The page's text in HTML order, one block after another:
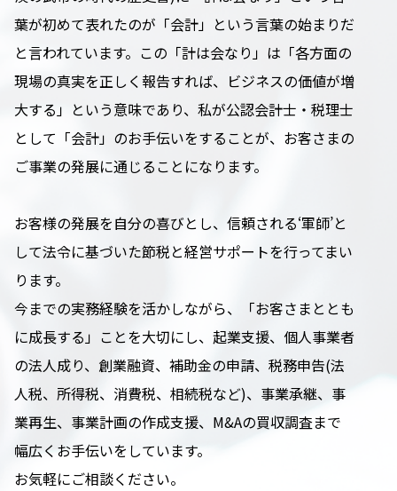
葉が初めて表れたのが「会計」という言葉の始まりだ
と言われています。この「計は会なり」は「各方面の
現場の真実を正しく報告すれば、ビジネスの価値が増
大する」という意味であり、私が公認会計士・税理士
として「会計」のお手伝いをすることが、お客さまの
ご事業の発展に通じることになります。
お客様の発展を自分の喜びとし、信頼される‘軍師’と
して法令に基づいた節税と経営サポートを行ってまい
ります。
今までの実務経験を活かしながら、「お客さまととも
に成長する」ことを大切にし、起業支援、個人事業者
の法人成り、創業融資、補助金の申請、税務申告(法
人税、所得税、消費税、相続税など)、事業承継、事
業再生、事業計画の作成支援、M&Aの買収調査まで
幅広くお手伝いをしています。
お気軽にご相談ください。